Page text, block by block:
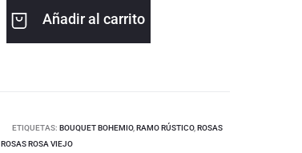
Añadir al carrito
ETIQUETAS: BOUQUET BOHEMIO, RAMO RÚSTICO, ROSAS
ROSAS ROSA VIEJO